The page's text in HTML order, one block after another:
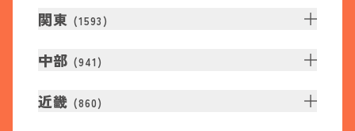
関東 (1593 )
中部 (941 )
近畿 (860)